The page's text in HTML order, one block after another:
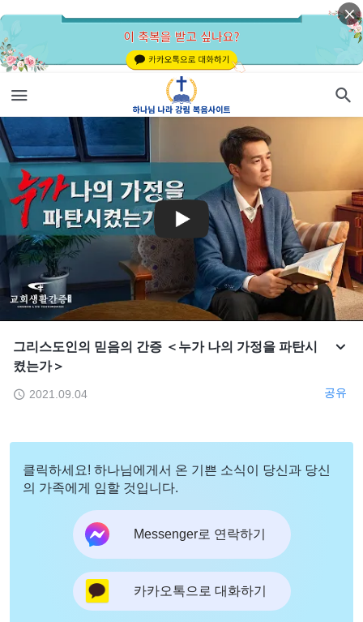
그리스도인의 믿음의 간증 ＜누가 나의 가정을 파탄시
켰는가＞
2021.09.04 공유
클릭하세요! 하나님에게서 온 기쁜 소식이 당신과 당신
의 가족에게 임할 것입니다.
Messenger로 연락하기
카카오톡으로 대화하기